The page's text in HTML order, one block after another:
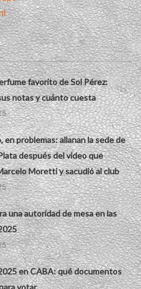
favorito de Sol Pérez:
notas y cuánto cuesta
en problemas: allanan la sede de
después del video que
Moretti y sacudió al club
una autoridad de mesa en las
en CABA: qué documentos
votar